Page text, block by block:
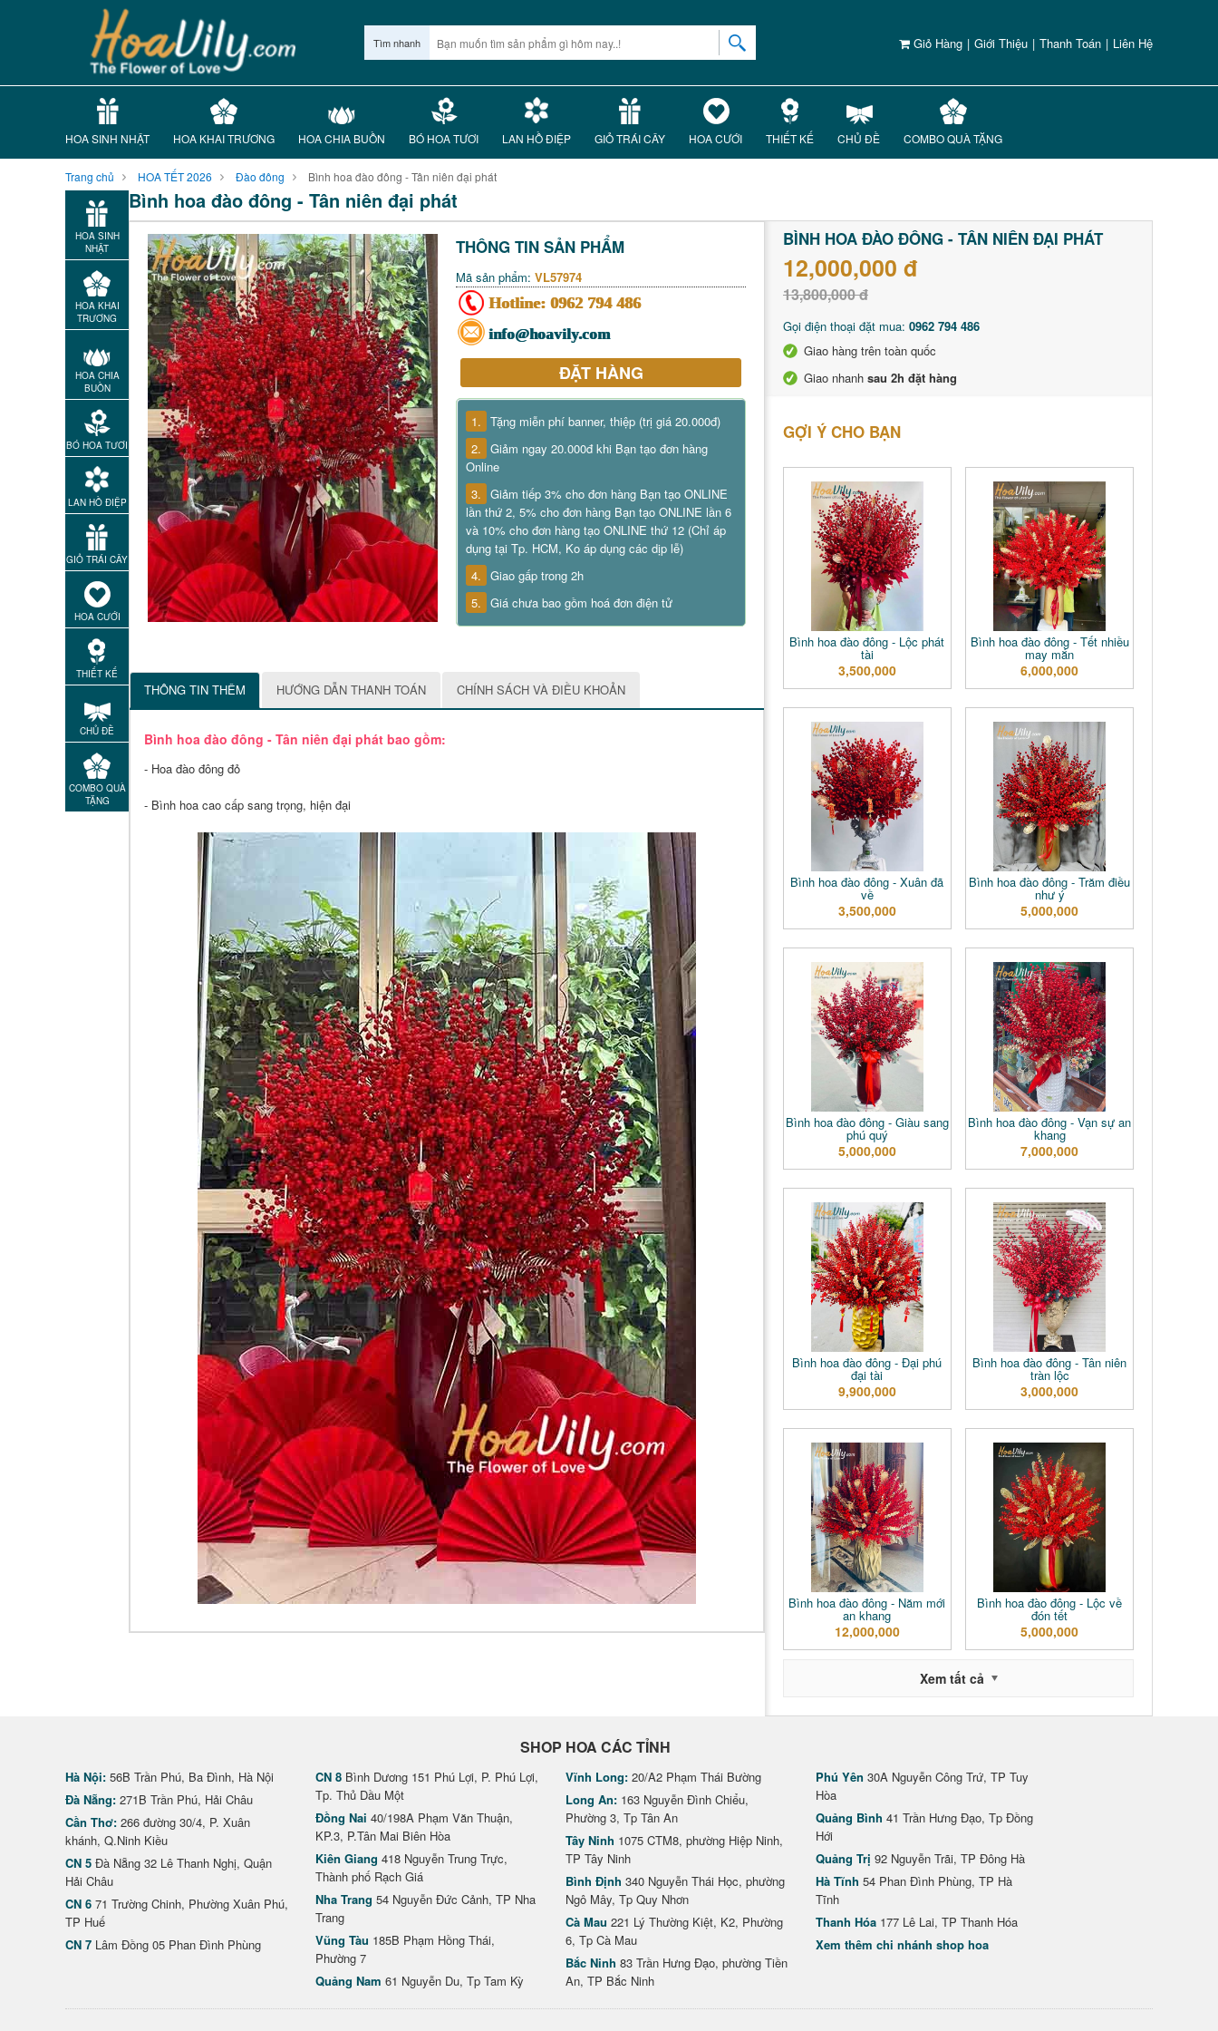
Giỏ Hàng | Giới Thiệu | Thanh Toán | Liên Hệ
Tìm nhanh
HOA SINH NHẬT HOA KHAI TRƯƠNG HOA CHIA BUỒN BÓ HOA TƯƠI LAN HỒ ĐIỆP GIỎ TRÁI CÂY HOA CƯỚI THIẾT KẾ CHỦ ĐỀ COMBO QUÀ TẶNG
Trang chủ HOA TẾT 2026 Đào đông Bình hoa đào đông - Tân niên đại phát
HOA SINH
NHẬT
HOA KHAI
TRƯƠNG
HOA CHIA
BUỒN
BÓ HOA TƯƠI
LAN HỒ ĐIỆP
GIỎ TRÁI CÂY
HOA CƯỚI
THIẾT KẾ
CHỦ ĐỀ
COMBO QUÀ
TẶNG
Bình hoa đào đông - Tân niên đại phát
THÔNG TIN SẢN PHẨM
Mã sản phẩm: VL57974
Hotline: 0962 794 486
info@hoavily.com
ĐẶT HÀNG
1. Tặng miễn phí banner, thiệp (trị giá 20.000đ)
2. Giảm ngay 20.000đ khi Bạn tạo đơn hàng
Online
3. Giảm tiếp 3% cho đơn hàng Bạn tạo ONLINE
lần thứ 2, 5% cho đơn hàng Bạn tạo ONLINE lần 6
và 10% cho đơn hàng tạo ONLINE thứ 12 (Chỉ áp
dụng tại Tp. HCM, Ko áp dụng các dịp lễ)
4. Giao gấp trong 2h
5. Giá chưa bao gồm hoá đơn điện tử
THÔNG TIN THÊM HƯỚNG DẪN THANH TOÁN CHÍNH SÁCH VÀ ĐIỀU KHOẢN
Bình hoa đào đông - Tân niên đại phát bao gồm:
- Hoa đào đông đỏ
- Bình hoa cao cấp sang trọng, hiện đại
BÌNH HOA ĐÀO ĐÔNG - TÂN NIÊN ĐẠI PHÁT
12,000,000 đ
13,800,000 đ
Gọi điện thoại đặt mua: 0962 794 486
Giao hàng trên toàn quốc
Giao nhanh sau 2h đặt hàng
GỢI Ý CHO BẠN
Bình hoa đào đông - Lộc phát
tài
3,500,000
Bình hoa đào đông - Tết nhiều
may mắn
6,000,000
Bình hoa đào đông - Xuân đã
về
3,500,000
Bình hoa đào đông - Trăm điều
như ý
5,000,000
Bình hoa đào đông - Giàu sang
phú quý
5,000,000
Bình hoa đào đông - Vạn sự an
khang
7,000,000
Bình hoa đào đông - Đại phú
đại tài
9,900,000
Bình hoa đào đông - Tân niên
tràn lộc
3,000,000
Bình hoa đào đông - Năm mới
an khang
12,000,000
Bình hoa đào đông - Lộc về
đón tết
5,000,000
Xem tất cả
SHOP HOA CÁC TỈNH
Hà Nội: 56B Trần Phú, Ba Đình, Hà Nội
Đà Nẵng: 271B Trần Phú, Hải Châu
Cần Thơ: 266 đường 30/4, P. Xuân
khánh, Q.Ninh Kiều
CN 5 Đà Nẵng 32 Lê Thanh Nghị, Quận
Hải Châu
CN 6 71 Trường Chinh, Phường Xuân Phú,
TP Huế
CN 7 Lâm Đồng 05 Phan Đình Phùng
CN 8 Bình Dương 151 Phú Lợi, P. Phú Lợi,
Tp. Thủ Dầu Một
Đồng Nai 40/198A Phạm Văn Thuận,
KP.3, P.Tân Mai Biên Hòa
Kiên Giang 418 Nguyễn Trung Trực,
Thành phố Rạch Giá
Nha Trang 54 Nguyễn Đức Cảnh, TP Nha
Trang
Vũng Tàu 185B Phạm Hồng Thái,
Phường 7
Quảng Nam 61 Nguyễn Du, Tp Tam Kỳ
Vĩnh Long: 20/A2 Phạm Thái Bường
Long An: 163 Nguyễn Đình Chiểu,
Phường 3, Tp Tân An
Tây Ninh 1075 CTM8, phường Hiệp Ninh,
TP Tây Ninh
Bình Định 340 Nguyễn Thái Học, phường
Ngô Mây, Tp Quy Nhơn
Cà Mau 221 Lý Thường Kiệt, K2, Phường
6, Tp Cà Mau
Bắc Ninh 83 Trần Hưng Đạo, phường Tiền
An, TP Bắc Ninh
Phú Yên 30A Nguyễn Công Trứ, TP Tuy
Hòa
Quảng Bình 41 Trần Hưng Đạo, Tp Đồng
Hới
Quảng Trị 92 Nguyễn Trãi, TP Đông Hà
Hà Tĩnh 54 Phan Đình Phùng, TP Hà
Tĩnh
Thanh Hóa 177 Lê Lai, TP Thanh Hóa
Xem thêm chi nhánh shop hoa